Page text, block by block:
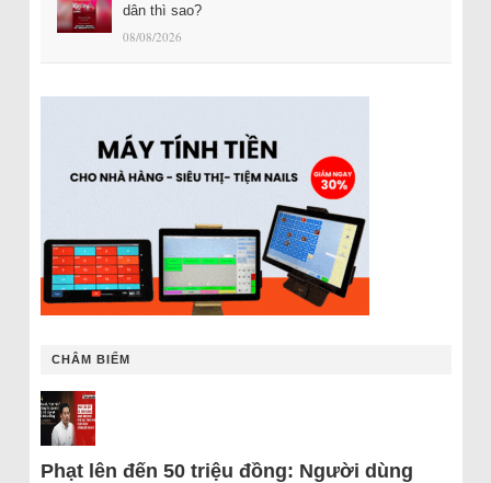
dân thì sao?
08/08/2026
CHÂM BIẾM
Phạt lên đến 50 triệu đồng: Người dùng